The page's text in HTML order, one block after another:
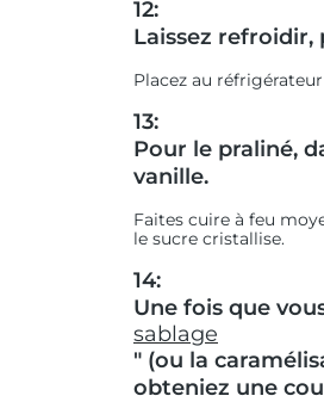
12:
Laissez refroidir,
Placez au
13:
Pour le praliné,
vanille.
Faites cuire à feu
le sucre cristallise.
14:
Une fois que
sablage
" (ou la
obteniez une